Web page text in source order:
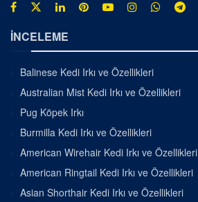
İNCELEME
Balinese Kedi Irkı ve Özellikleri
Australian Mist Kedi Irkı ve Özellikleri
Pug Köpek Irkı
Burmilla Kedi Irkı ve Özellikleri
American Wirehair Kedi Irkı ve Özellikleri
American Ringtail Kedi Irkı ve Özellikleri
Asian Shorthair Kedi Irkı ve Özellikleri